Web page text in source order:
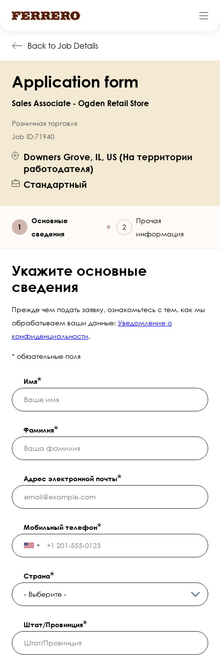
содержанию
Back to Job Details
Application form
Sales Associate - Ogden Retail Store
Розничная торговля
Job ID:71940
Downers Grove, IL, US (На территории
работодателя)
Стандартный
Текущий
Основные
сведения
Прочая
информация
Укажите основные
сведения
Прежде чем подать заявку, ознакомьтесь с тем, как мы
обрабатываем ваши данные: Уведомление о
конфиденциальности.
* обязательные поля
Имя
Фамилия
Адрес электронной почты
Мобильный телефон
Страна
Штат/Провинция